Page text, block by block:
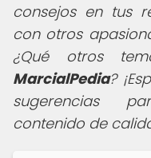
consejos en tus
con otros
¿Qué otros
MarcialPedia?
sugerencias
contenido de